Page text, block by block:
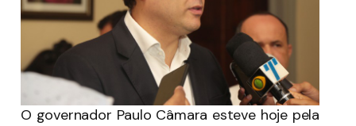
O governador Paulo Câmara esteve hoje pela